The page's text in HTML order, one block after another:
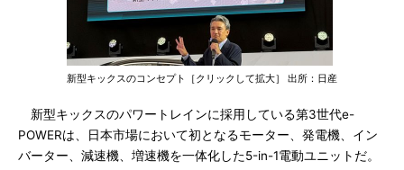
新型キックスのコンセプト［クリックして拡大］ 出所：日産
新型キックスのパワートレインに採用している第3世代e-
POWERは、日本市場において初となるモーター、発電機、イン
バーター、減速機、増速機を一体化した5-in-1電動ユニットだ。